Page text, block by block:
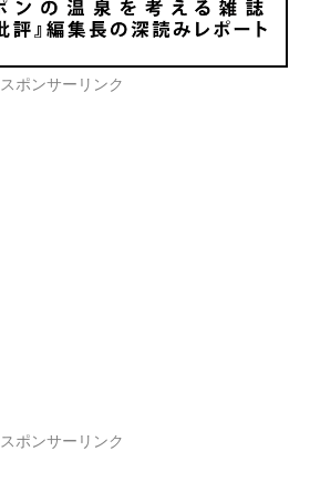
スポンサーリンク
スポンサーリンク